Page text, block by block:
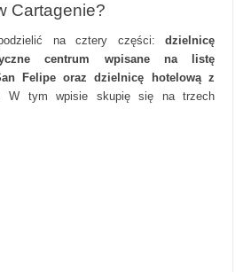
Cartagenie?
na cztery części: dzielnicę
centrum wpisane na listę
Felipe oraz dzielnicę hotelową z
W tym wpisie skupię się na trzech